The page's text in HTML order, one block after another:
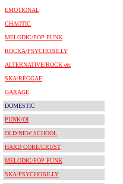
EMOTIONAL
CHAOTIC
MELODIC/POP PUNK
ROCKA/PSYCHOBILLY
ALTERNATIVE/ROCK etc
SKA/REGGAE
GARAGE
DOMESTIC
PUNK/OI
OLD/NEW SCHOOL
HARD CORE/CRUST
MELODIC/POP PUNK
SKA/PSYCHOBILLY